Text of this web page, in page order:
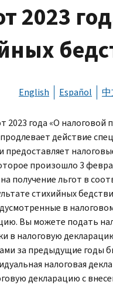
2023
English Español
2023 года «О
продлевает действие
предоставляет
произошло 3
получение льгот в
стихийных
в
Вы можете подать
в налоговую
за предыдущие годы
налоговая
декларацию с